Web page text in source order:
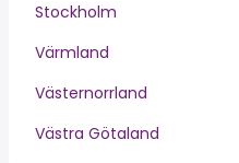
Stockholm
Värmland
Västernorrland
Västra Götaland